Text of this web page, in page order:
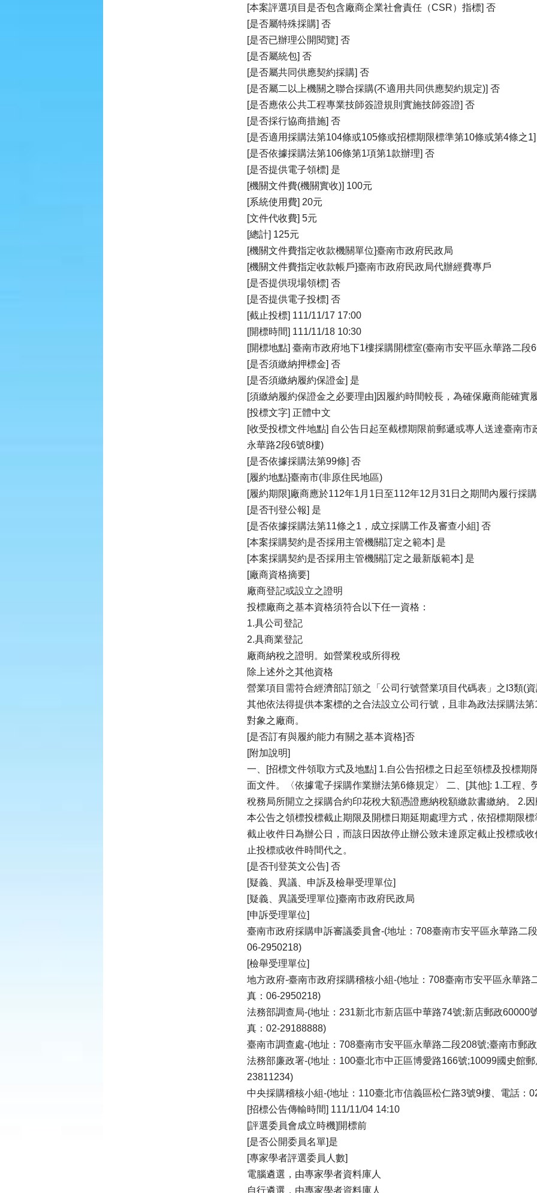
[本案評選項目是否包含廠商企業社會責任（CSR）指標] 否
[是否屬特殊採購] 否
[是否已辦理公開閱覽] 否
[是否屬統包] 否
[是否屬共同供應契約採購] 否
[是否屬二以上機關之聯合採購(不適用共同供應契約規定)] 否
[是否應依公共工程專業技師簽證規則實施技師簽證] 否
[是否採行協商措施] 否
[是否適用採購法第104條或105條或招標期限標準第10條或第4條之
[是否依據採購法第106條第1項第1款辦理] 否
[是否提供電子領標] 是
[機關文件費(機關實收)] 100元
[系統使用費] 20元
[文件代收費] 5元
[總計] 125元
[機關文件費指定收款機關單位]臺南市政府民政局
[機關文件費指定收款帳戶]臺南市政府民政局代辦經費專戶
[是否提供現場領標] 否
[是否提供電子投標] 否
[截止投標] 111/11/17 17:00
[開標時間] 111/11/18 10:30
[開標地點] 臺南市政府地下1樓採購開標室(臺南市安平區永華路二段
[是否須繳納押標金] 否
[是否須繳納履約保證金] 是
[須繳納履約保證金之必要理由]因履約時間較長，為確保廠商能確實
[投標文字] 正體中文
[收受投標文件地點] 自公告日起至截標期限前郵遞或專人送達臺南
永華路2段6號8樓)
[是否依據採購法第99條] 否
[履約地點]臺南市(非原住民地區)
[履約期限]廠商應於112年1月1日至112年12月31日之期間內履行採
[是否刊登公報] 是
[是否依據採購法第11條之1，成立採購工作及審查小組] 否
[本案採購契約是否採用主管機關訂定之範本] 是
[本案採購契約是否採用主管機關訂定之最新版範本] 是
[廠商資格摘要]
廠商登記或設立之證明
投標廠商之基本資格須符合以下任一資格：
1.具公司登記
2.具商業登記
廠商納稅之證明。如營業稅或所得稅
除上述外之其他資格
營業項目需符合經濟部訂頒之「公司行號營業項目代碼表」之I3類(
其他依法得提供本案標的之合法設立公司行號，且非為政法採購法
對象之廠商。
[是否訂有與履約能力有關之基本資格]否
[附加說明]
一、[招標文件領取方式及地點] 1.自公告招標之日起至領標及投標期
面文件。〈依據電子採購作業辦法第6條規定〉 二、[其他]: 1.工程、
稅務局所開立之採購合約印花稅大額憑證應納稅額繳款書繳納。 2.
本公告之領標投標截止期限及開標日期延期處理方式，依招標期限
截止收件日為辦公日，而該日因故停止辦公致未達原定截止投標或
止投標或收件時間代之。
[是否刊登英文公告] 否
[疑義、異議、申訴及檢舉受理單位]
[疑義、異議受理單位]臺南市政府民政局
[申訴受理單位]
臺南市政府採購申訴審議委員會-(地址：708臺南市安平區永華路二
06-2950218)
[檢舉受理單位]
地方政府-臺南市政府採購稽核小組-(地址：708臺南市安平區永華路
真：06-2950218)
法務部調查局-(地址：231新北市新店區中華路74號;新店郵政60000
真：02-29188888)
臺南市調查處-(地址：708臺南市安平區永華路二段208號;臺南市郵
法務部廉政署-(地址：100臺北市中正區博愛路166號;10099國史館
23811234)
中央採購稽核小組-(地址：110臺北市信義區松仁路3號9樓、電話：
[招標公告傳輸時間] 111/11/04 14:10
[評選委員會成立時機]開標前
[是否公開委員名單]是
[專家學者評選委員人數]
電腦遴選，由專家學者資料庫人
自行遴選，由專家學者資料庫人